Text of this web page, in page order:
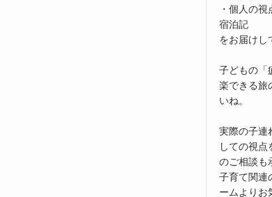
・個人の
宿泊記
をお届けし
子どもの「
楽できる旅
いね。
実際の子連
しての視点
のご相談も
子育て関連
ームよりお